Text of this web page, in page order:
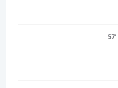
57’